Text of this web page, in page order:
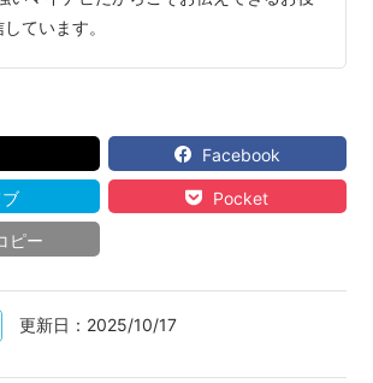
ています。
Facebook
Pocket
ピー
更新日： 2025/10/17